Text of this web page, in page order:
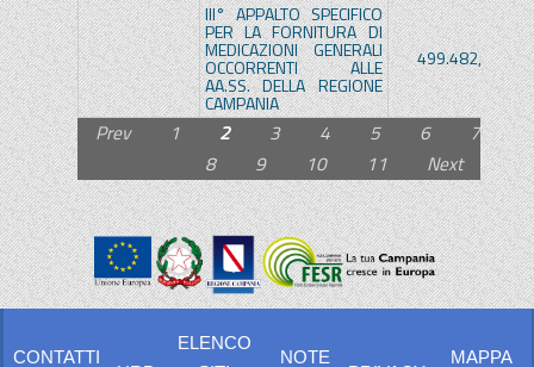
III° APPALTO SPECIFICO
PER LA FORNITURA DI
MEDICAZIONI GENERALI
OCCORRENTI ALLE
AA.SS. DELLA REGIONE
CAMPANIA
499.482,70€
Prev 1 2 3 4 5 6
7
8
9 10 11 Next
CONTATTI
ELENCO
NOTE MAPPA